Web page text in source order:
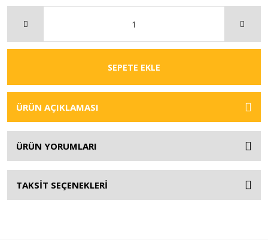
SEPETE EKLE
ÜRÜN AÇIKLAMASI
ÜRÜN YORUMLARI
TAKSİT SEÇENEKLERİ